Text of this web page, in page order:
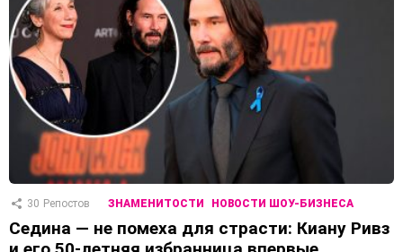
30 Репостов ЗНАМЕНИТОСТИ НОВОСТИ ШОУ-БИЗНЕСА
Седина — не помеха для страсти: Киану Ривз